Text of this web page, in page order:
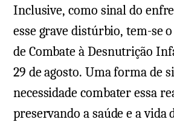
Inclusive, como sinal do
esse grave distúrbio, tem-se
de Combate à Desnutrição
29 de agosto. Uma forma de
necessidade combater essa
preservando a saúde e a vida